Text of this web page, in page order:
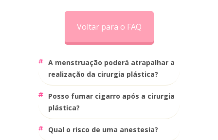
Voltar para o FAQ
a menstruação poderá atrapalhar a
realização da cirurgia plástica?
posso fumar cigarro após a cirurgia
plástica?
qual o risco de uma anestesia?